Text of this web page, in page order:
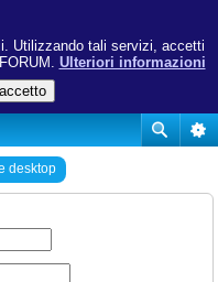
Utilizzando tali servizi, accetti
Ulteriori informazioni
desktop